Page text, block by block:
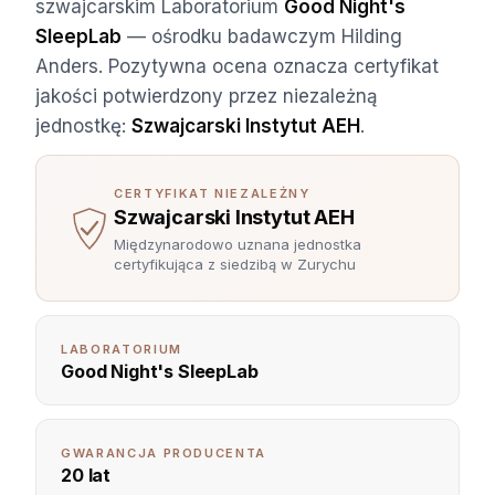
szwajcarskim Laboratorium Good Night's
SleepLab — ośrodku badawczym Hilding
Anders. Pozytywna ocena oznacza certyfikat
jakości potwierdzony przez niezależną
jednostkę: Szwajcarski Instytut AEH .
CERTYFIKAT NIEZALEŻNY
Szwajcarski Instytut AEH
Międzynarodowo uznana jednostka
certyfikująca z siedzibą w Zurychu
LABORATORIUM
Good Night's SleepLab
GWARANCJA PRODUCENTA
20 lat